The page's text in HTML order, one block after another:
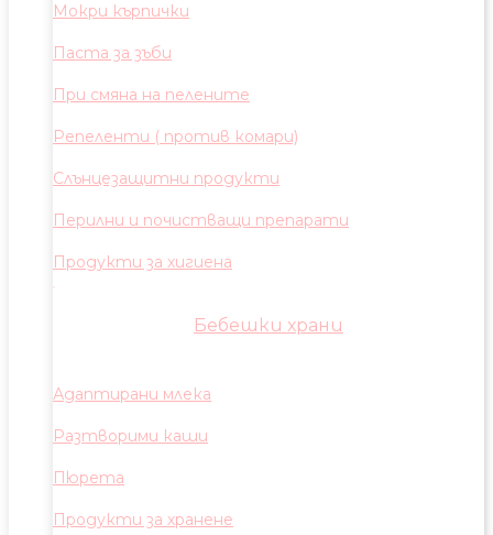
Мокри кърпички
Паста за зъби
При смяна на пелените
Репеленти ( против комари)
Слънцезащитни продукти
Перилни и почистващи препарати
Продукти за хигиена
Бебешки храни
Адаптирани млека
Разтворими каши
Пюрета
Продукти за хранене